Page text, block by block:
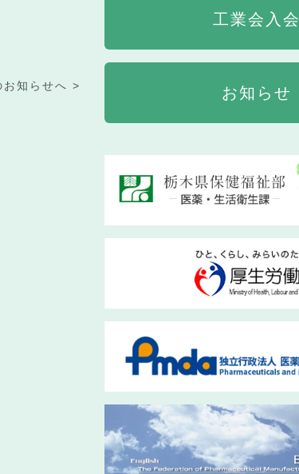
お知らせへ >
工業会入会
お知らせ